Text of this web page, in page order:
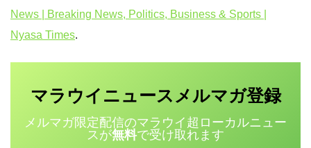
News | Breaking News, Politics, Business & Sports |
Nyasa Times.
マラウイニュース メルマガ登録
メルマガ限定配信のマラウイ超ローカルニュー
スが無料で受け取れます